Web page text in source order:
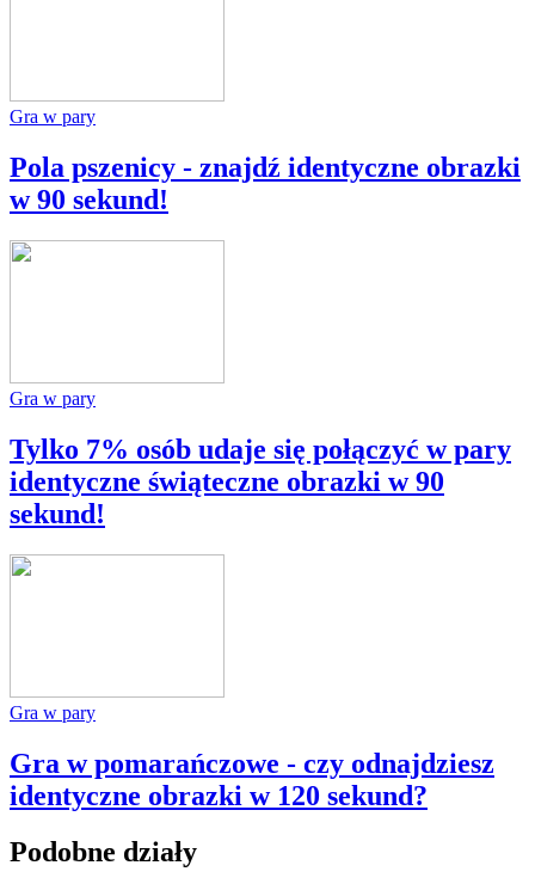
Gra w pary
Pola pszenicy - znajdź identyczne obrazki
w 90 sekund!
Gra w pary
Tylko 7% osób udaje się połączyć w pary
identyczne świąteczne obrazki w 90
sekund!
Gra w pary
Gra w pomarańczowe - czy odnajdziesz
identyczne obrazki w 120 sekund?
Podobne działy